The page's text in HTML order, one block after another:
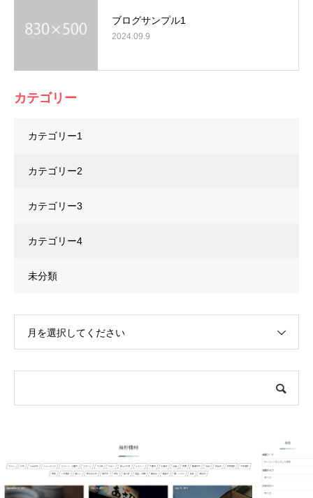
ブログサンプル1
2024.09.9
カテゴリー
カテゴリー1
カテゴリー2
カテゴリー3
カテゴリー4
未分類
月を選択してください